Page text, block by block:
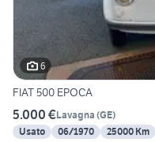
6
FIAT 500 EPOCA
5.000 €Lavagna (GE)
Usato
06/1970 25000 Km